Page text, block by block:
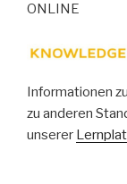
ONLINE
Informationen
zu anderen
unserer